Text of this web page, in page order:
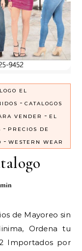
EL
- CATALOGOS
VENDER - EL
- PRECIOS DE
- WESTERN WEAR
Ordena tu
Importados por